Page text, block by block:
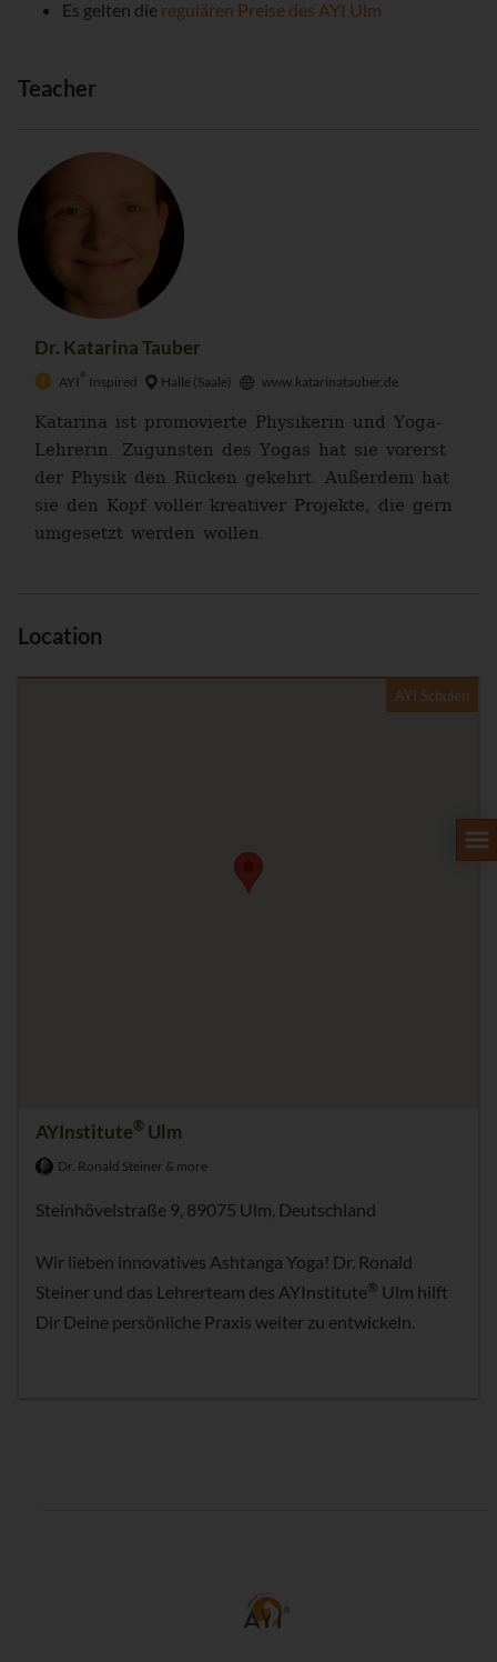
Es gelten die regulären Preise des AYI Ulm
Teacher
Dr. Katarina Tauber
AYI ® Inspired Halle (Saale) www.katarinatauber.de
Katarina ist promovierte Physikerin und Yoga-
Lehrerin. Zugunsten des Yogas hat sie vorerst
der Physik den Rücken gekehrt. Außerdem hat
sie den Kopf voller kreativer Projekte, die gern
umgesetzt werden wollen.
Location
AYI Schulen
AYInstitute® Ulm
Dr. Ronald Steiner & more
Steinhövelstraße 9, 89075 Ulm, Deutschland
Wir lieben innovatives Ashtanga Yoga! Dr. Ronald
Steiner und das Lehrerteam des AYInstitute® Ulm hilft
Dir Deine persönliche Praxis weiter zu entwickeln.